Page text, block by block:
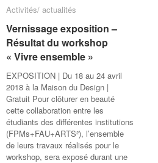
Activités/ actualités
Vernissage exposition –
Résultat du workshop
« Vivre ensemble »
EXPOSITION | Du 18 au 24 avril
2018 à la Maison du Design |
Gratuit Pour clôturer en beauté
cette collaboration entre les
étudiants des différentes institutions
(FPMs+FAU+ARTS²), l’ensemble
de leurs travaux réalisés pour le
workshop, sera exposé durant une
Activités/ actualités
Vernissage exposition –
Résultat du workshop
« Vivre ensemble »